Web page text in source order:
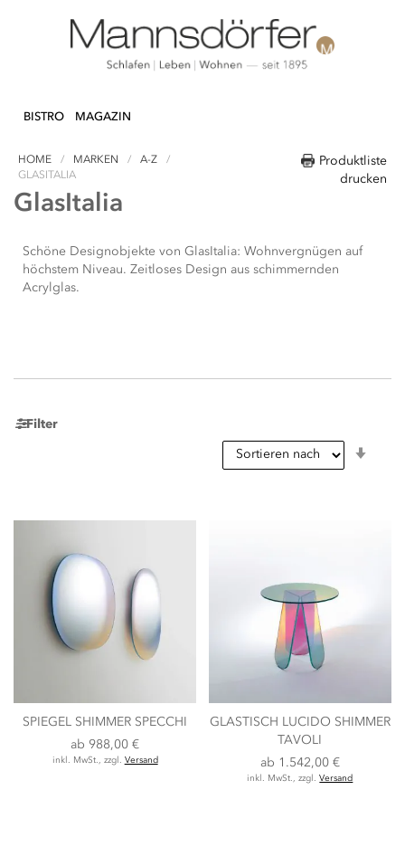
zum
BISTRO MAGAZIN
Produktliste
drucken
HOME MARKEN
A-Z
GLASITALIA
GlasItalia
Schöne Designobjekte von GlasItalia: Wohnvergnügen auf
höchstem Niveau. Zeitloses Design aus schimmernden
Acrylglas.
Filter
SPIEGEL SHIMMER SPECCHI
ab 988,00 €
inkl. MwSt., zzgl. Versand
GLASTISCH LUCIDO SHIMMER
TAVOLI
ab 1.542,00 €
inkl. MwSt., zzgl.Versand